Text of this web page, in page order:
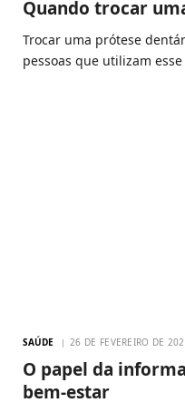
Quando trocar
Trocar uma prótese
pessoas que utilizam
SAÚDE 26 DE FEVEREIRO DE
O papel da
bem-estar